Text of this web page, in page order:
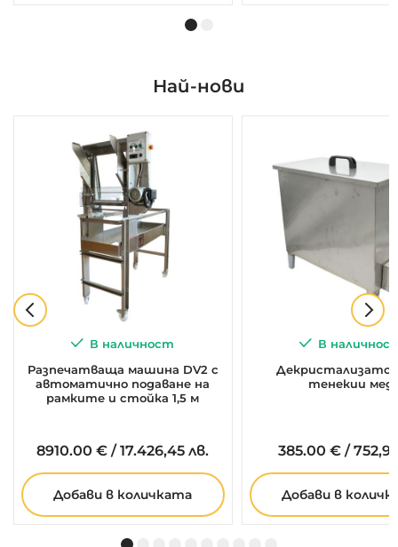
Най-нови
В наличност
Разпечатваща машина DV2 с
автоматично подаване на
рамките и стойка 1,5 м
8910.00 € /17.426,45 лв.
Добави в количката
В
Декристализатор
тенекии мед
385.00 € /
Добави в